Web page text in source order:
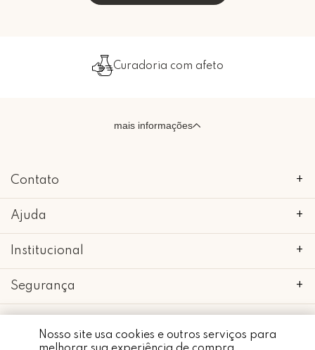
Nosso site usa cookies e outros serviços para
Embalado com
mais informações
Contato +
Ajuda +
Institucional +
Segurança +